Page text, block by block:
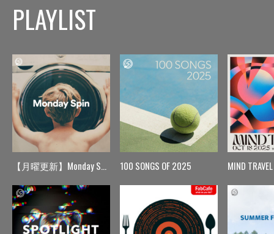
PLAYLIST
【月曜更新】Monday Spin 100 SONGS OF 2025 MIND TRAVEL